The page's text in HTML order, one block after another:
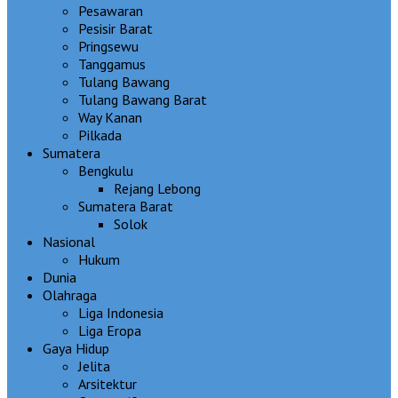
Pesawaran
Pesisir Barat
Pringsewu
Tanggamus
Tulang Bawang
Tulang Bawang Barat
Way Kanan
Pilkada
Sumatera
Bengkulu
Rejang Lebong
Sumatera Barat
Solok
Nasional
Hukum
Dunia
Olahraga
Liga Indonesia
Liga Eropa
Gaya Hidup
Jelita
Arsitektur